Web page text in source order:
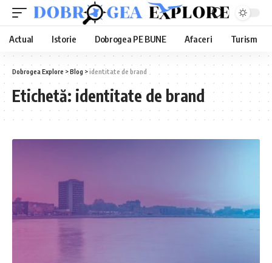
Actual Istorie Dobrogea PE BUNE Afaceri Turism
Dobrogea Explore >Blog >identitate de brand
Etichetă: identitate de brand